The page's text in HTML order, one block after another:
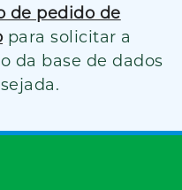
de pedido de
para solicitar a
da base de dados